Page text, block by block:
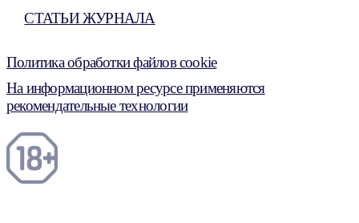
СТАТЬИ ЖУРНАЛА
Политика обработки файлов cookie
На информационном ресурсе применяются
рекомендательные технологии